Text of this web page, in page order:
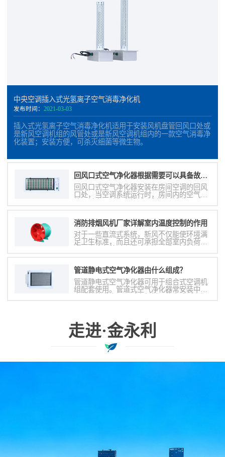
中央空调插入式光氢离子空气消毒净化机
发布时间： 2021-03-03
插入式光氢离子空气消毒净化机适用于安装风机盘管回风口处或
是新风空调机组的风管处或是新风空调机组内的一款空气消毒净
化装置；安装方便，可杀灭细菌等微生物。
回风口式空气净化器根据需要可以具备故障报警信号输出
回风口式空气净化器安装在房间空调的回风
口处，当空调系统运行时，房间内的空气持
害物质进行分解和清除，从而提高空气质
量。
消防排烟风机厂家详解室内温度控制的作用
对于一些直流式系统，新风不仅能使环境满
足卫生标准，而且还可承担全部室内负荷。
过热或过冷
管道静电式空气净化器由什么组成？
管道静电式空气净化器可用于组合式空调机
组配套使用。管道式空气净化器常安装中央
走进·金永利